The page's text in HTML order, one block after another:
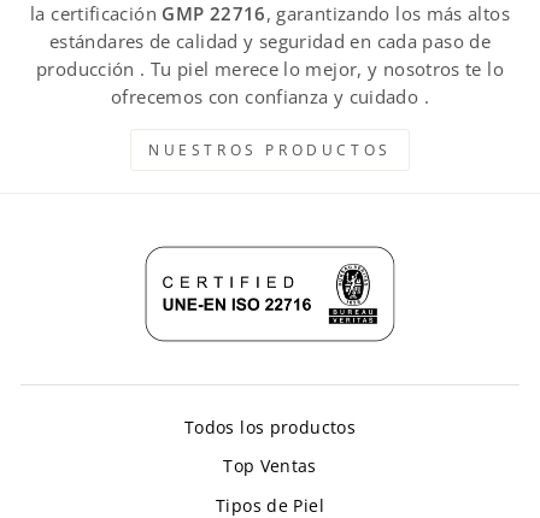
la certificación GMP 22716, garantizando los más altos
estándares de calidad y seguridad en cada paso de
producción . Tu piel merece lo mejor, y nosotros te lo
ofrecemos con confianza y cuidado .
NUESTROS PRODUCTOS
Todos los productos
Top Ventas
Tipos de Piel